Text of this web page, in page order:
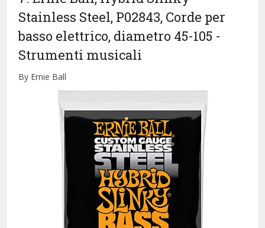
Stainless Steel, P02843, Corde per
basso elettrico, diametro 45-105 -
Strumenti musicali
By Ernie Ball